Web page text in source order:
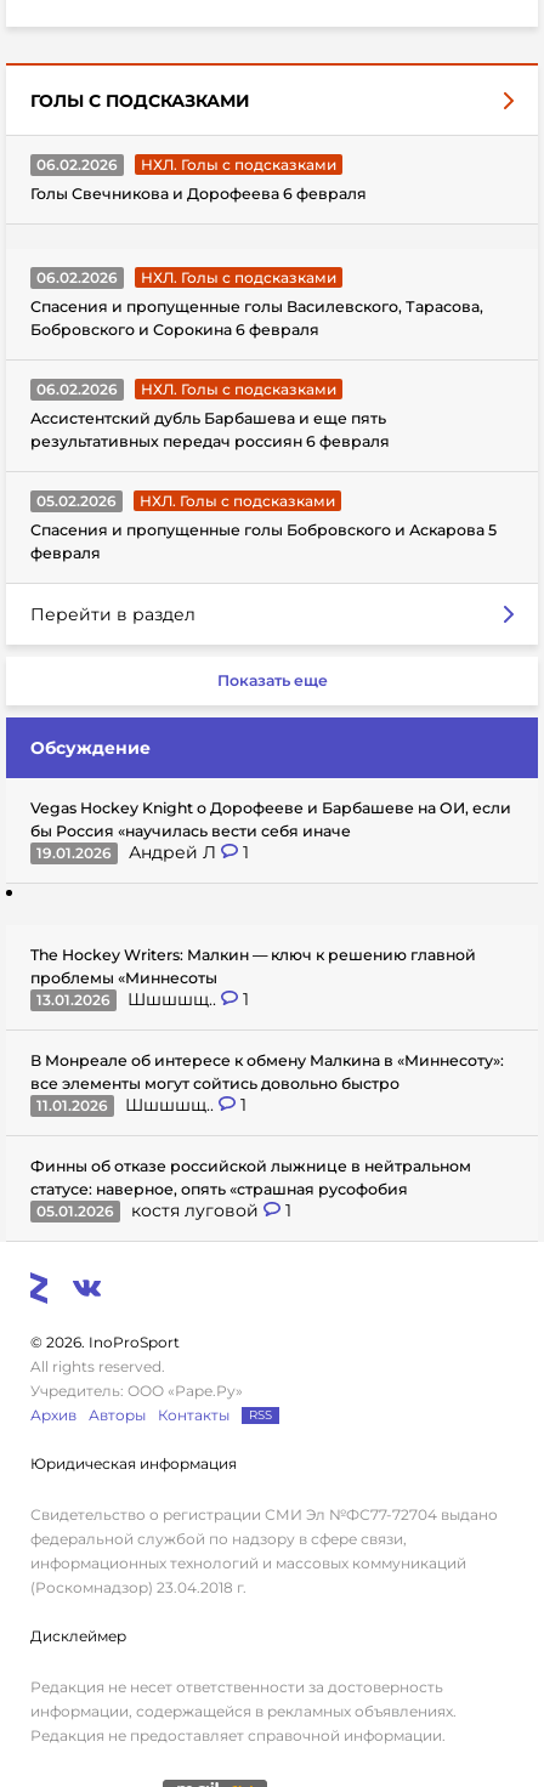
ГОЛЫ С ПОДСКАЗКАМИ
06.02.2026
НХЛ. Голы с подсказками
Голы Свечникова и Дорофеева 6 февраля
06.02.2026
НХЛ. Голы с подсказками
Спасения и пропущенные голы Василевского, Тарасова,
Бобровского и Сорокина 6 февраля
06.02.2026
НХЛ. Голы с подсказками
Ассистентский дубль Барбашева и еще пять
результативных передач россиян 6 февраля
05.02.2026
НХЛ. Голы с подсказками
Спасения и пропущенные голы Бобровского и Аскарова 5
февраля
Перейти в раздел
Показать еще
Обсуждение
Vegas Hockey Knight о Дорофееве и Барбашеве на ОИ, если
бы Россия «научилась вести себя иначе
19.01.2026
Андрей Л 1
The Hockey Writers: Малкин — ключ к решению главной
проблемы «Миннесоты
13.01.2026
Шшшшщ.. 1
В Монреале об интересе к обмену Малкина в «Миннесоту»:
все элементы могут сойтись довольно быстро
11.01.2026
Шшшшщ.. 1
Финны об отказе российской лыжнице в нейтральном
статусе: наверное, опять «страшная русофобия
05.01.2026
костя луговой 1
© 2026. InoProSport
All rights reserved.
Учредитель: ООО «Раре.Ру»
Архив
Авторы Контакты RSS
Юридическая информация
Свидетельство о регистрации СМИ Эл №ФС77-72704 выдано
федеральной службой по надзору в сфере связи,
информационных технологий и массовых коммуникаций
(Роскомнадзор) 23.04.2018 г.
Дисклеймер
Редакция не несет ответственности за достоверность
информации, содержащейся в рекламных объявлениях.
Редакция не предоставляет справочной информации.